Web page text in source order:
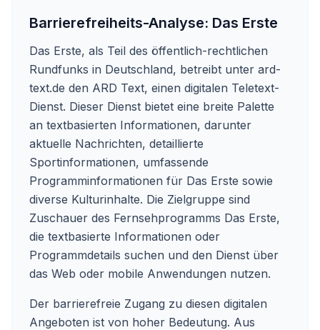
Barrierefreiheits-Analyse: Das Erste
Das Erste, als Teil des öffentlich-rechtlichen
Rundfunks in Deutschland, betreibt unter ard-
text.de den ARD Text, einen digitalen Teletext-
Dienst. Dieser Dienst bietet eine breite Palette
an textbasierten Informationen, darunter
aktuelle Nachrichten, detaillierte
Sportinformationen, umfassende
Programminformationen für Das Erste sowie
diverse Kulturinhalte. Die Zielgruppe sind
Zuschauer des Fernsehprogramms Das Erste,
die textbasierte Informationen oder
Programmdetails suchen und den Dienst über
das Web oder mobile Anwendungen nutzen.
Der barrierefreie Zugang zu diesen digitalen
Angeboten ist von hoher Bedeutung. Aus